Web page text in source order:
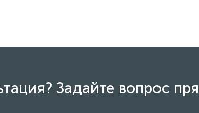
Задайте вопрос